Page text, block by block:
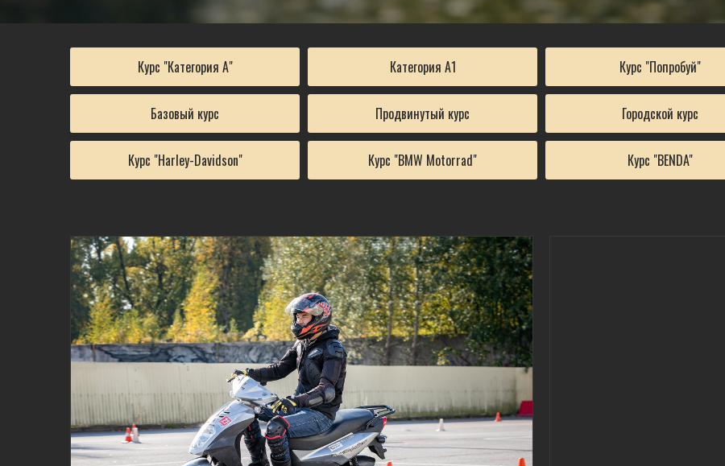
Курс "Категория А" Категория А1 Курс "Попробуй"
Базовый курс Продвинутый курс Городской курс
Курс "Harley-Davidson" Курс "BMW Motorrad" Курс "BENDA"